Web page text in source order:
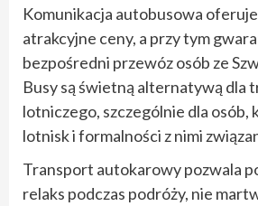
Komunikacja autobusowa
atrakcyjne ceny, a przy tym
bezpośredni przewóz osób ze
Busy są świetną alternatywą dla
lotniczego, szczególnie dla osób,
lotnisk i formalności z nimi
Transport autokarowy pozwala
relaks podczas podróży, nie